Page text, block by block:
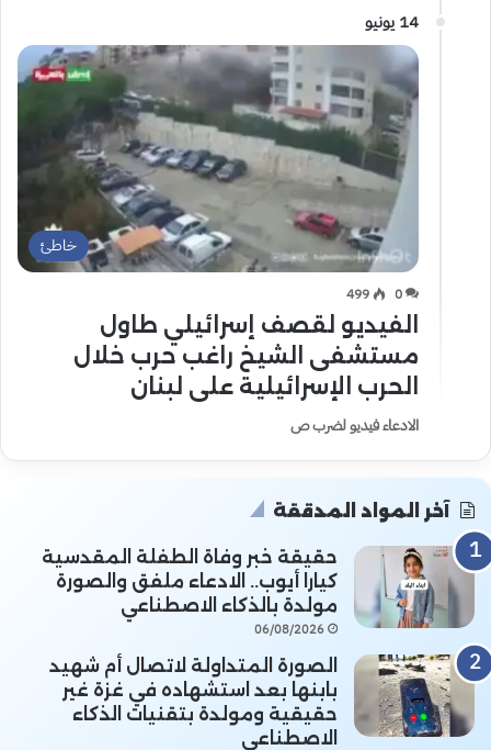
14 يونيو
خاطئ
0
499
الفيديو لقصف إسرائيلي طاول
مستشفى الشيخ راغب حرب خلال
الحرب الإسرائيلية على لبنان
الادعاء فيديو لضرب ص
آخر المواد المدققة
حقيقة خبر وفاة الطفلة المقدسية
كيارا أيوب.. الادعاء ملفق والصورة
مولدة بالذكاء الاصطناعي
06/08/2026
الصورة المتداولة لاتصال أم شهيد
بابنها بعد استشهاده في غزة غير
حقيقية ومولدة بتقنيات الذكاء
الاصطناعي